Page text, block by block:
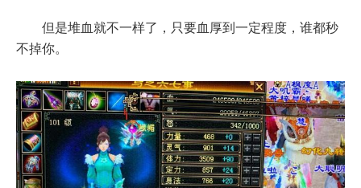
但是堆血就不一样了，只要血厚到一定程度，谁都秒
不掉你。